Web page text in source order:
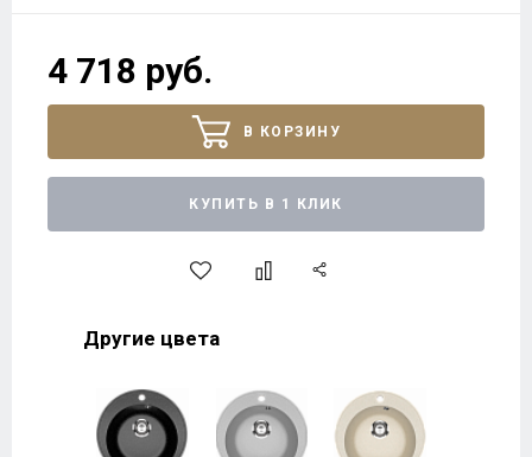
4 718 руб.
В КОРЗИНУ
КУПИТЬ В 1 КЛИК
Другие цвета